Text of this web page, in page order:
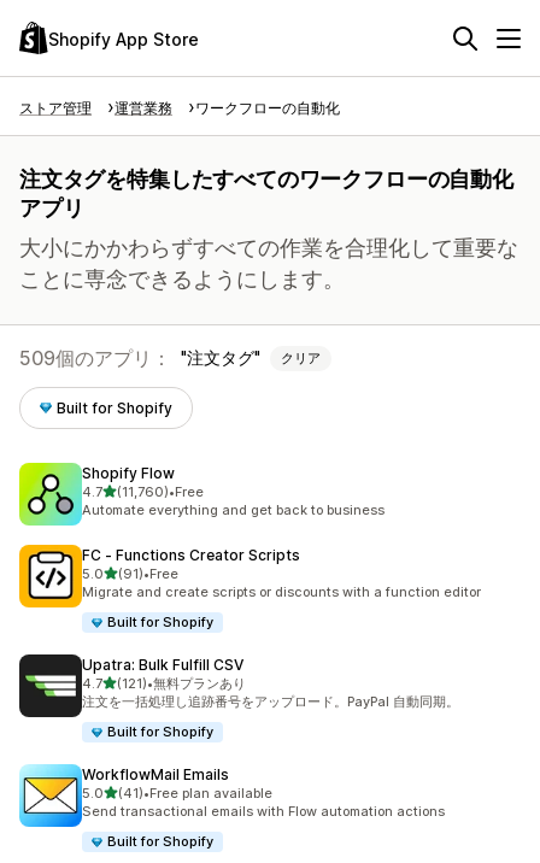
Shopify App Store
ストア管理 運営業務 ワークフローの自動化
注文タグを特集したすべてのワークフローの自動化
アプリ
大小にかかわらずすべての作業を合理化して重要な
ことに専念できるようにします。
509個のアプリ： 注文タグ クリア
Built for Shopify
Shopify Flow
4.75つ星中
(11,760)
合計レビュー数：11760件
•Free
Automate everything and get back to business
FC ‑ Functions Creator Scripts
5.05つ星中
(91)
合計レビュー数：91件
•Free
Migrate and create scripts or discounts with a function editor
Built for Shopify
Upatra: Bulk Fulfill CSV
4.75つ星中
(121)
合計レビュー数：121件
•無料プランあり
注文を一括処理し追跡番号をアップロード。PayPal 自動同期。
Built for Shopify
WorkflowMail Emails
5.05つ星中
(41)
合計レビュー数：41件
•Free plan available
Send transactional emails with Flow automation actions
Built for Shopify